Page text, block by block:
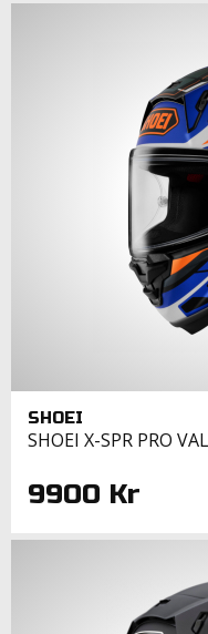
SHOEI
SHOEI X-SPR PRO
9900 Kr